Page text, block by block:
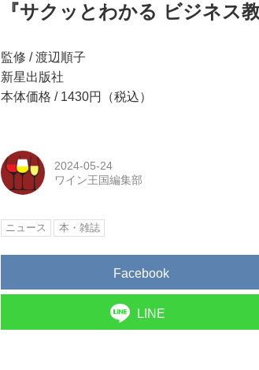
『サクッとわかる ビジネス
監修 / 渡辺順子
新星出版社
本体価格 / 1430円（税込）
2024-05-24
ワイン王国編集部
ニュース 本・雑誌
Facebook
LINE